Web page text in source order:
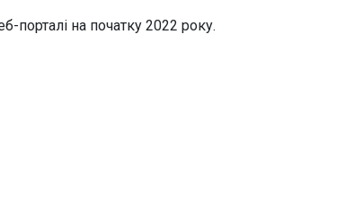
порталі на початку 2022 року.